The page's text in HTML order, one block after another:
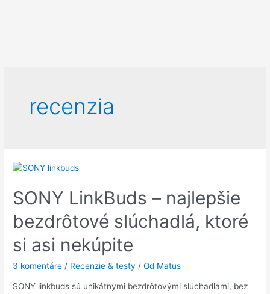
recenzia
SONY LinkBuds – najlepšie
bezdrôtové slúchadlá, ktoré
si asi nekúpite
3 komentáre / Recenzie & testy / Od Matus
SONY linkbuds sú unikátnymi bezdrôtovými slúchadlami, bez